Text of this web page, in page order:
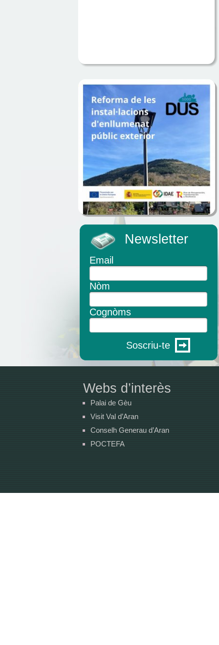
Newsletter
Email
Nòm
Cognòms
Soscriu-te
Webs d’interès
Palai de Gèu
Visit Val d’Aran
Conselh Generau d’Aran
POCTEFA